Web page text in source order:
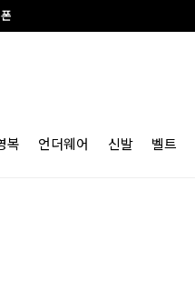
복 언더웨어 신발 벨트